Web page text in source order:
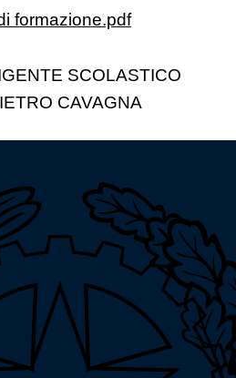
formazione.pdf
SCOLASTICO
CAVAGNA